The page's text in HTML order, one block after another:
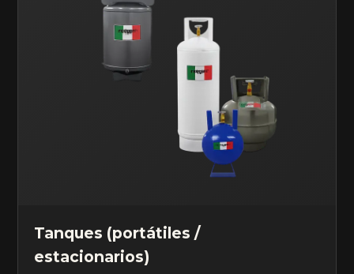
Tanques (portátiles /
estacionarios)